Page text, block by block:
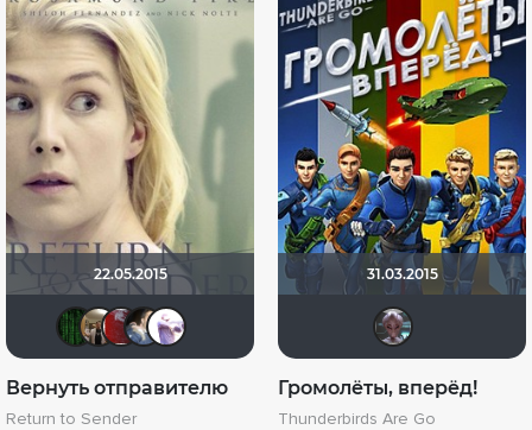
22.05.2015
Matrix
Вернуть отправителю
Return to Sender
31.03.2015
Громолёты, вперёд!
Thunderbirds Are Go